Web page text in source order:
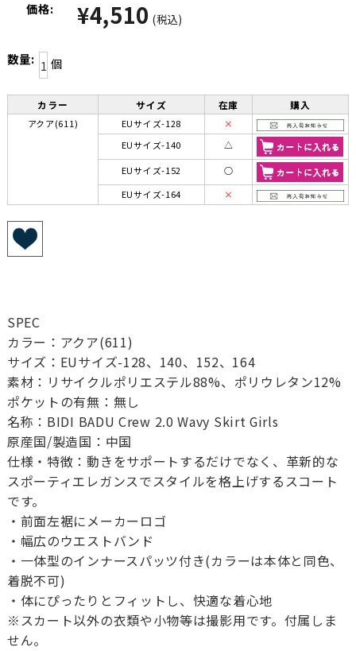
価格: ¥4,510 (税込)
数量: 個
カラー サイズ 在庫 購入
アクア(611) EUサイズ-128
×
EUサイズ-140
△
EUサイズ-152
○
EUサイズ-164
×
SPEC
カラー：アクア(611)
サイズ：EUサイズ-128、140、152、164
素材：リサイクルポリエステル88%、ポリウレタン12%
ポケットの有無：無し
名称：BIDI BADU Crew 2.0 Wavy Skirt Girls
原産国/製造国：中国
仕様・特徴：動きをサポートするだけでなく、革新的な
スポーティエレガンスでスタイルを格上げするスコート
です。
・前面左裾にメーカーロゴ
・幅広のウエストバンド
・一体型のインナースパッツ付き(カラーは本体と同色、
着脱不可)
・体にぴったりとフィットし、快適な着心地
※スカート以外の衣類や小物等は撮影用です。付属しま
せん。